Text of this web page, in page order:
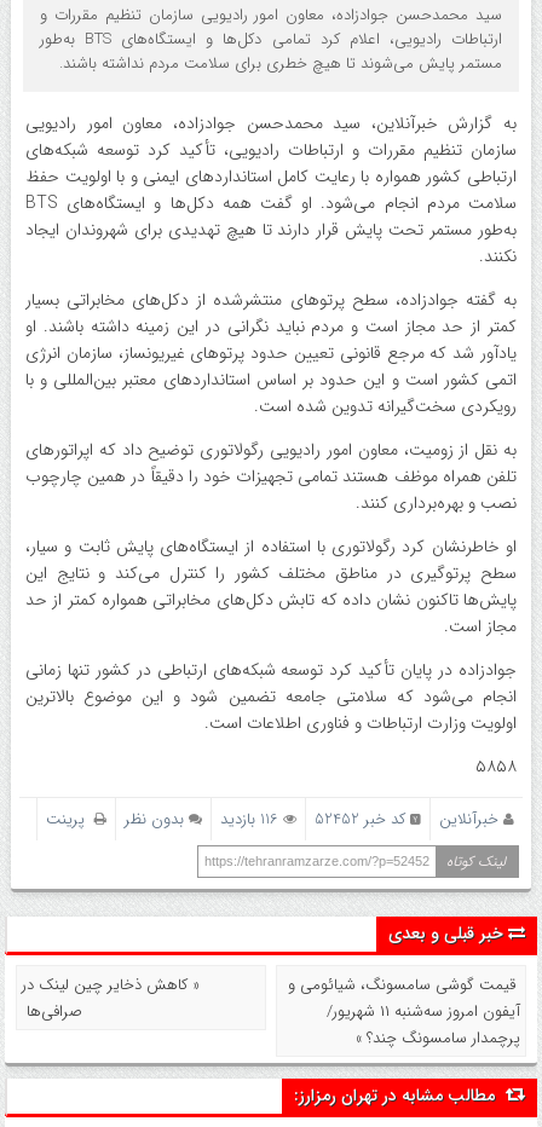
سید محمدحسن جوادزاده، معاون امور رادیویی سازمان تنظیم مقررات و
ارتباطات رادیویی، اعلام کرد تمامی دکل‌ها و ایستگاه‌های BTS به‌طور
مستمر پایش می‌شوند تا هیچ خطری برای سلامت مردم نداشته باشند.
به گزارش خبرآنلاین، سید محمدحسن جوادزاده، معاون امور رادیویی
سازمان تنظیم مقررات و ارتباطات رادیویی، تأکید کرد توسعه شبکه‌های
ارتباطی کشور همواره با رعایت کامل استانداردهای ایمنی و با اولویت حفظ
سلامت مردم انجام می‌شود. او گفت همه دکل‌ها و ایستگاه‌های BTS
به‌طور مستمر تحت پایش قرار دارند تا هیچ تهدیدی برای شهروندان ایجاد
نکنند.
به گفته جوادزاده، سطح پرتوهای منتشرشده از دکل‌های مخابراتی بسیار
کمتر از حد مجاز است و مردم نباید نگرانی در این زمینه داشته باشند. او
یادآور شد که مرجع قانونی تعیین حدود پرتوهای غیریونساز، سازمان انرژی
اتمی کشور است و این حدود بر اساس استانداردهای معتبر بین‌المللی و با
رویکردی سخت‌گیرانه تدوین شده است.
به نقل از زومیت، معاون امور رادیویی رگولاتوری توضیح داد که اپراتورهای
تلفن همراه موظف هستند تمامی تجهیزات خود را دقیقاً در همین چارچوب
نصب و بهره‌برداری کنند.
او خاطرنشان کرد رگولاتوری با استفاده از ایستگاه‌های پایش ثابت و سیار،
سطح پرتوگیری در مناطق مختلف کشور را کنترل می‌کند و نتایج این
پایش‌ها تاکنون نشان داده که تابش دکل‌های مخابراتی همواره کمتر از حد
مجاز است.
جوادزاده در پایان تأکید کرد توسعه شبکه‌های ارتباطی در کشور تنها زمانی
انجام می‌شود که سلامتی جامعه تضمین شود و این موضوع بالاترین
اولویت وزارت ارتباطات و فناوری اطلاعات است.
۵۸۵۸
خبرآنلاین کد خبر 52452 116 بازدید بدون نظر پرینت
لینک کوتاه https://tehranramzarze.com/?p=52452
خبر قبلی و بعدی
قیمت گوشی سامسونگ، شیائومی و
آیفون امروز سه‌شنبه ۱۱ شهریور/
پرچمدار سامسونگ چند؟ »
« کاهش ذخایر چین لینک در
صرافی‌ها
مطالب مشابه در تهران رمزارز: